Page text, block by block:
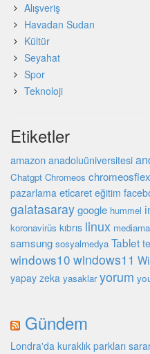
Alışveriş
Havadan Sudan
Kültür
Seyahat
Spor
Teknoloji
Etiketler
amazon anadoluüniversitesi
Chatgpt Chromeos chromeosflex
pazarlama eticaret eğitim
galatasaraygoogle hummel
koronavirüs kıbrıs linux
samsung sosyalmedya Tablet
windows10 windows11
yapay zeka yasaklar yorum
Gündem
Londra'da kuraklık parkları